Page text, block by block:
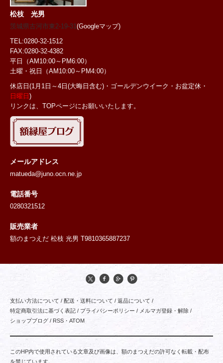
松枝 光男
茨城県古河市東2-19-31 (Googleマップ)
TEL:0280-32-1512
FAX:0280-32-4382
平日（AM10:00～PM6:00）
土曜・祝日
（AM10:00～PM4:00）
休店日(1月1日～4日(大晦日含む)・ゴールデンウイーク・お盆定休・
日曜日 )
リンクは、TOPページにお願いいたします。
メールアドレス
matueda@juno.ocn.ne.jp
電話番号
0280321512
販売業者
額のまつえだ 松枝 光男 T9810365887237
支払い方法について / 配送・送料について / 返品について /
特定商取引法に基づく表記 / プライバシーポリシー / メルマガ登録・解除 /
ショップブログ / RSS ・ ATOM
このHP内で使用されている文章及び画像は、額のまつえだの許可なく転載・配布
を禁じています。